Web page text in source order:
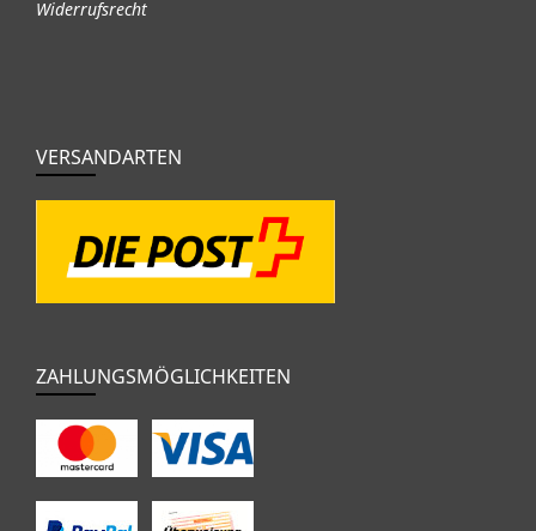
Widerrufsrecht
VERSANDARTEN
ZAHLUNGSMÖGLICHKEITEN